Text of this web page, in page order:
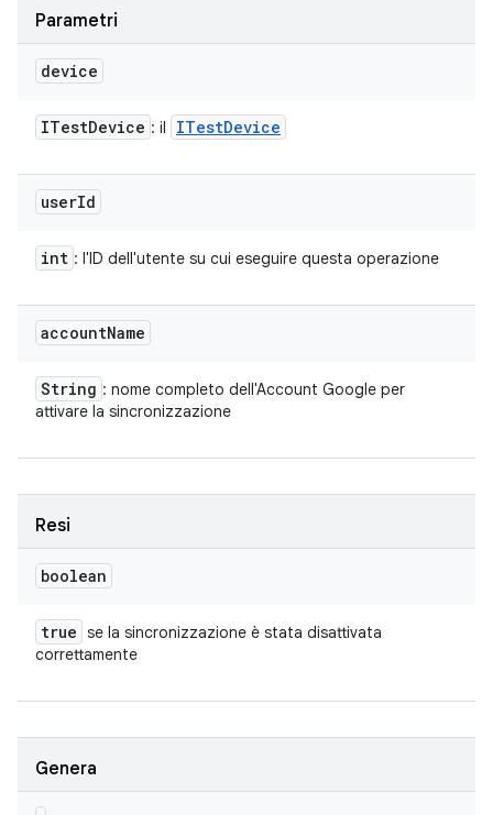
Parametri
device
ITestDevice : il ITestDevice
userId
int : l'ID dell'utente su cui eseguire questa operazione
accountName
String : nome completo dell'Account Google per
attivare la sincronizzazione
Resi
boolean
true se la sincronizzazione è stata disattivata
correttamente
Genera